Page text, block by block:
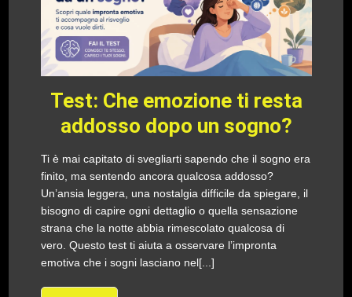
Test: Che emozione ti resta
addosso dopo un sogno?
Ti è mai capitato di svegliarti sapendo che il sogno era
finito, ma sentendo ancora qualcosa addosso?
Un’ansia leggera, una nostalgia difficile da spiegare, il
bisogno di capire ogni dettaglio o quella sensazione
strana che la notte abbia rimescolato qualcosa di
vero. Questo test ti aiuta a osservare l’impronta
emotiva che i sogni lasciano nel[...]